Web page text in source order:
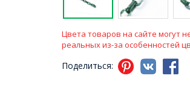
Цвета товаров на сайте могут
реальных из-за особенностей
Поделиться: